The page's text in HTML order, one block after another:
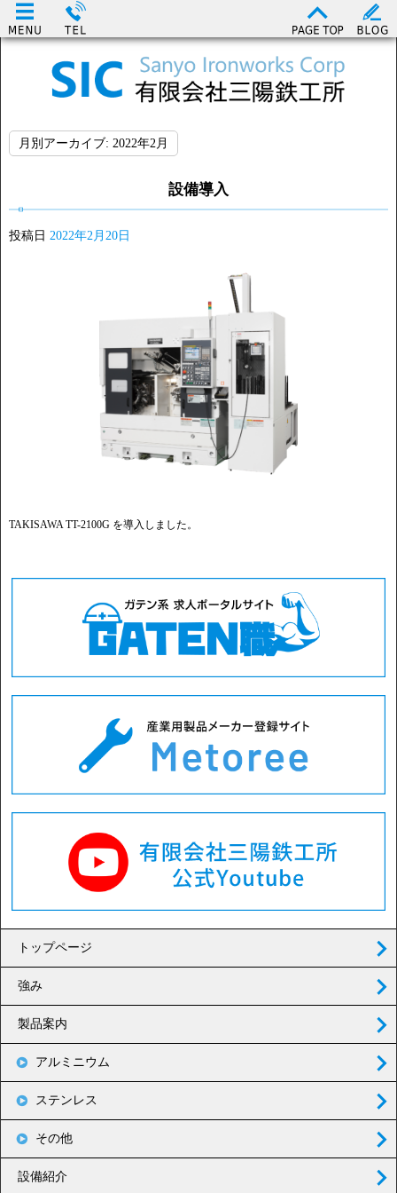
月別アーカイブ: 2022年2月
設備導入
投稿日 2022年2月20日
TAKISAWA TT-2100G を導入しました。
トップページ
強み
製品案内
アルミニウム
ステンレス
その他
設備紹介